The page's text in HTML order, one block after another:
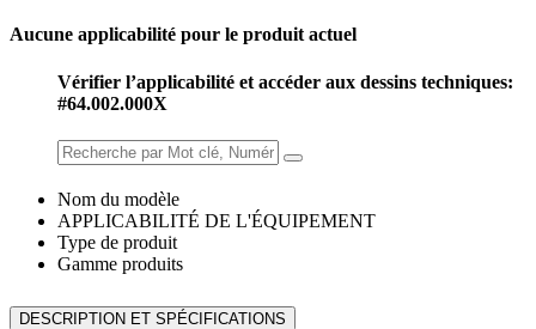
Aucune applicabilité pour le produit actuel
Vérifier l’applicabilité et accéder aux dessins techniques:
#64.002.000X
Nom du modèle
APPLICABILITÉ DE L'ÉQUIPEMENT
Type de produit
Gamme produits
DESCRIPTION ET SPÉCIFICATIONS